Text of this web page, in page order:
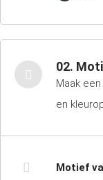
02.
Maak
en
Motief